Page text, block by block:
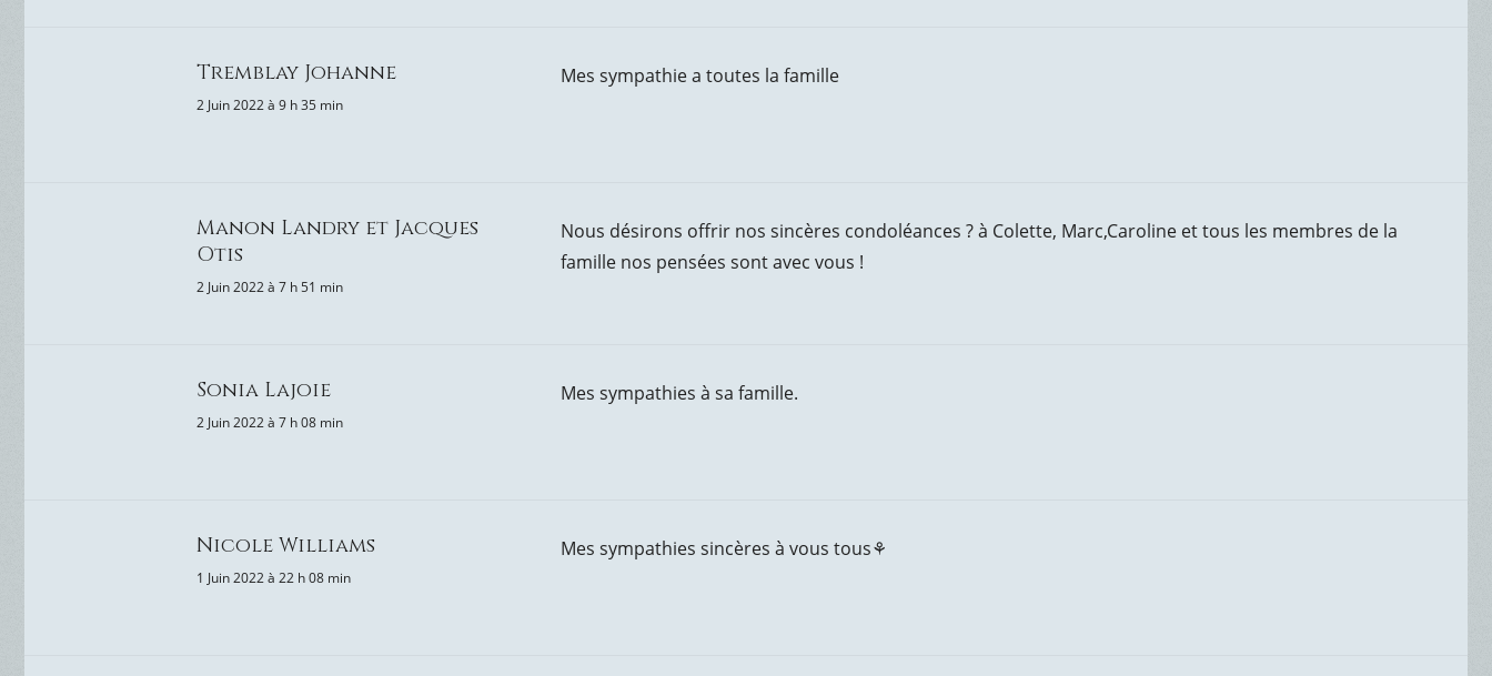
Tremblay Johanne
2 Juin 2022 à 9 h 35 min
Mes sympathie a toutes la famille
Manon Landry et Jacques
Otis
2 Juin 2022 à 7 h 51 min
Nous désirons offrir nos sincères condoléances ? à Colette, Marc,Caroline et tous les membres de la
famille nos pensées sont avec vous !
Sonia Lajoie
2 Juin 2022 à 7 h 08 min
Mes sympathies à sa famille.
Nicole Williams
1 Juin 2022 à 22 h 08 min
Mes sympathies sincères à vous tous⚘